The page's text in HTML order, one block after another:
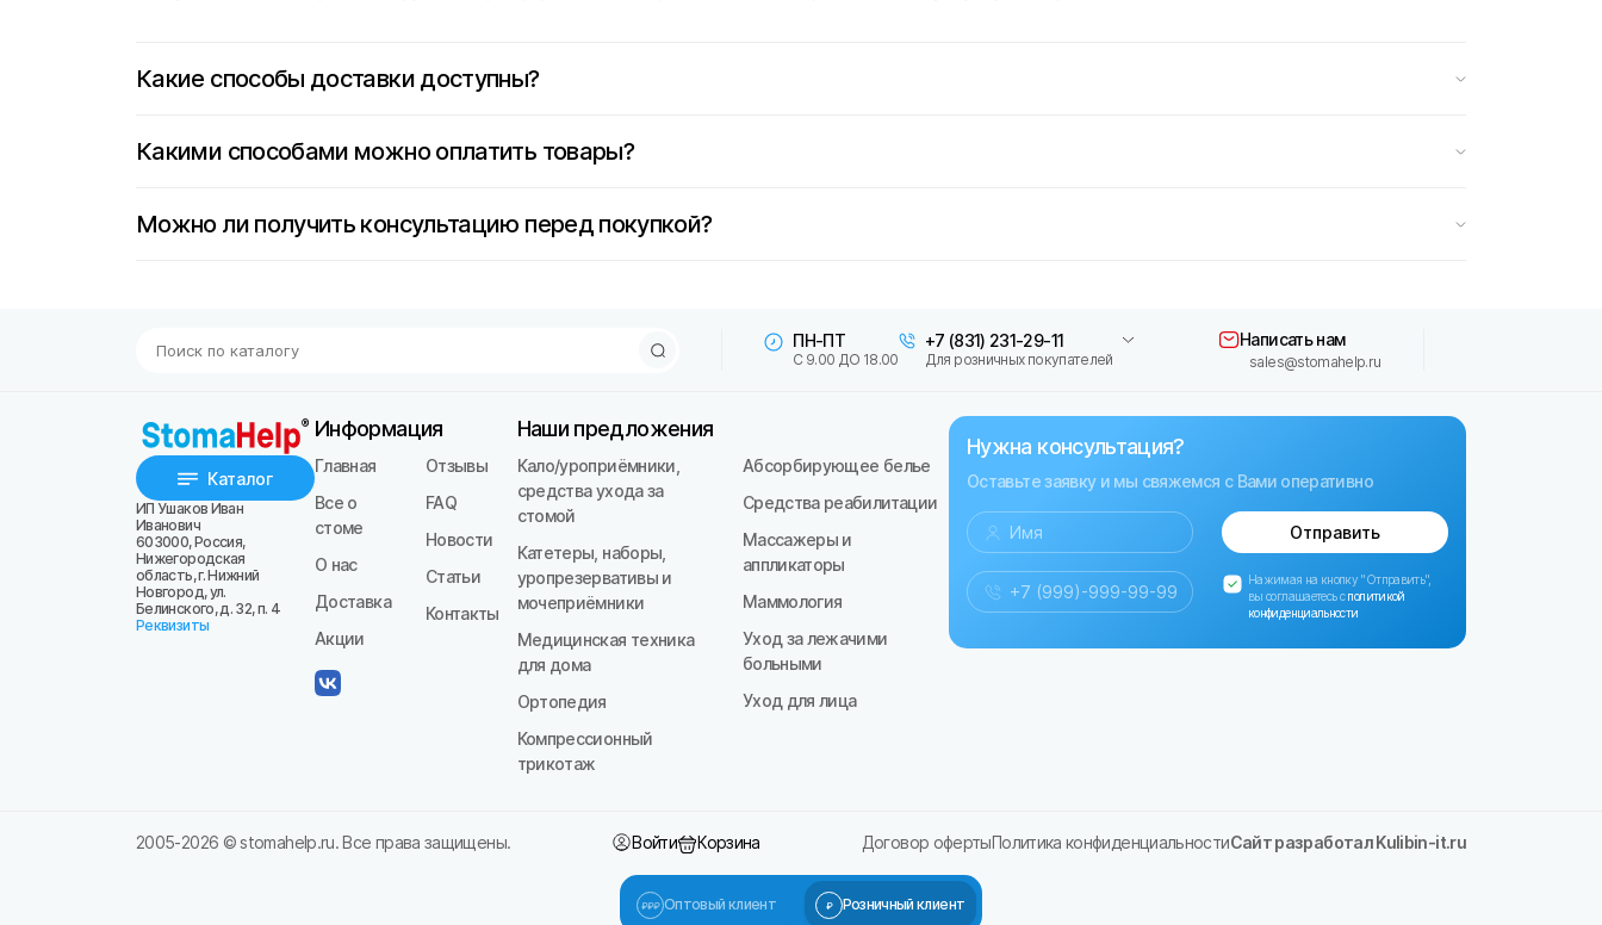
Какие способы доставки доступны?
Какими способами можно оплатить товары?
Можно ли получить консультацию перед покупкой?
ПН-ПТ
С 9.00 ДО 18.00
+7 (831) 231-29-11
Для розничных покупателей
Написать нам
sales@stomahelp.ru
Каталог
ИП Ушаков Иван
Иванович
603000, Россия,
Нижегородская
область, г. Нижний
Новгород, ул.
Белинского, д. 32, п. 4
Реквизиты
Информация
Главная
Все о
стоме
О нас
Доставка
Акции
Отзывы
FAQ
Новости
Статьи
Контакты
Наши предложения
Кало/уроприёмники,
средства ухода за
стомой
Катетеры, наборы,
уропрезервативы и
мочеприёмники
Медицинская техника
для дома
Ортопедия
Компрессионный
трикотаж
Абсорбирующее белье
Средства реабилитации
Массажеры и
аппликаторы
Маммология
Уход за лежачими
больными
Уход для лица
Нужна консультация?
Оставьте заявку и мы свяжемся с Вами оперативно
Отправить
Нажимая на кнопку "Отправить",
вы соглашаетесь сполитикой
конфиденциальности
2005-2026 © stomahelp.ru. Все права защищены. Войти Корзина Договор офертыПолитика конфиденциальностиСайт разработал Kulibin-it.ru
Оптовый клиент Розничный клиент